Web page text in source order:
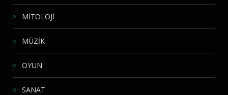
MİTOLOJİ
MÜZİK
OYUN
SANAT